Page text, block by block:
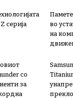
серија
во
на
со
за